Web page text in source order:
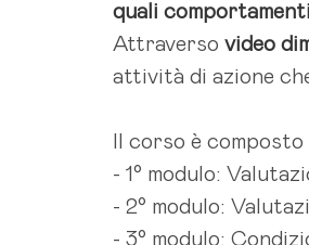
quali
Attraverso video
attività di azione
Il corso è composto
- 1° modulo:
- 2° modulo:
- 3° modulo: